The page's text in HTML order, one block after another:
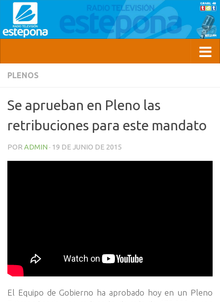
PLENOS
Se aprueban en Pleno las
retribuciones para este mandato
POR ADMIN · 19 DE JUNIO DE 2015
El Equipo de Gobierno ha aprobado hoy en un Pleno